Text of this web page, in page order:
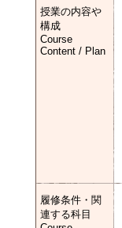
授業の内容や
構成
Course
Content / Plan
履修条件・関
連する科目